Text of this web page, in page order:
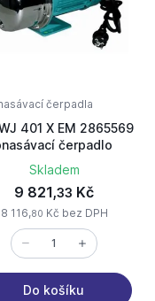
čerpadla
401 X EM 2865569
čerpadlo
Skladem
9 821,33 Kč
8 116,80 Kč bez DPH
Do košíku